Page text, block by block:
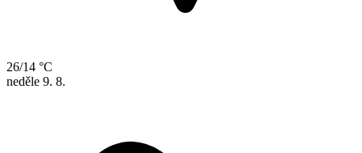
26/14 °C
neděle 9. 8.